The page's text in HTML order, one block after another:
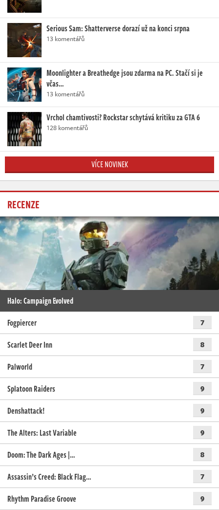
Serious Sam: Shatterverse dorazí už na konci srpna
13 komentářů
Moonlighter a Breathedge jsou zdarma na PC. Stačí si je
včas…
13 komentářů
Vrchol chamtivosti? Rockstar schytává kritiku za GTA 6
128 komentářů
VÍCE NOVINEK
RECENZE
Halo: Campaign Evolved
Fogpiercer
7
Scarlet Deer Inn 8
Palworld 7
Splatoon Raiders 9
Denshattack! 9
The Alters: Last Variable 9
Doom: The Dark Ages |… 8
Assassin’s Creed: Black Flag… 7
Rhythm Paradise Groove 9